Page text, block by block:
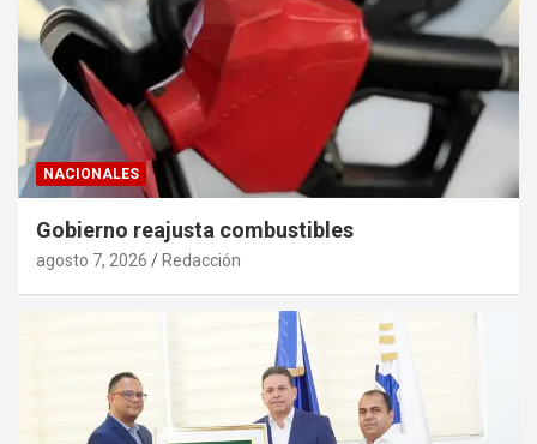
NACIONALES
Gobierno reajusta combustibles
agosto 7, 2026 Redacción